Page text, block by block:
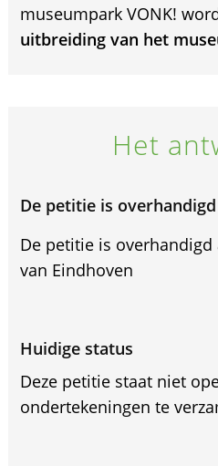
museumpark VONK!
uitbreiding van het
Het
De petitie is
De petitie is
van Eindhoven
Huidige status
Deze petitie staat niet
ondertekeningen te